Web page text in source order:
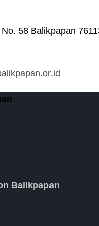
58 Balikpapan
Balikpapan